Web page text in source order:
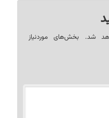
شد.
بخش‌های موردنیاز